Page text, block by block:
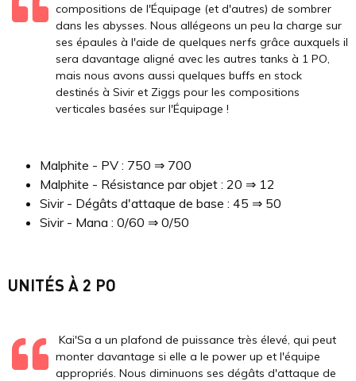
compositions de l'Équipage (et d'autres) de sombrer
dans les abysses. Nous allégeons un peu la charge sur
ses épaules à l'aide de quelques nerfs grâce auxquels il
sera davantage aligné avec les autres tanks à 1 PO,
mais nous avons aussi quelques buffs en stock
destinés à Sivir et Ziggs pour les compositions
verticales basées sur l'Équipage !
Malphite - PV : 750 ⇒ 700
Malphite - Résistance par objet : 20 ⇒ 12
Sivir - Dégâts d'attaque de base : 45 ⇒ 50
Sivir - Mana : 0/60 ⇒ 0/50
UNITÉS À 2 PO
Kai'Sa a un plafond de puissance très élevé, qui peut
monter davantage si elle a le power up et l'équipe
appropriés. Nous diminuons ses dégâts d'attaque de